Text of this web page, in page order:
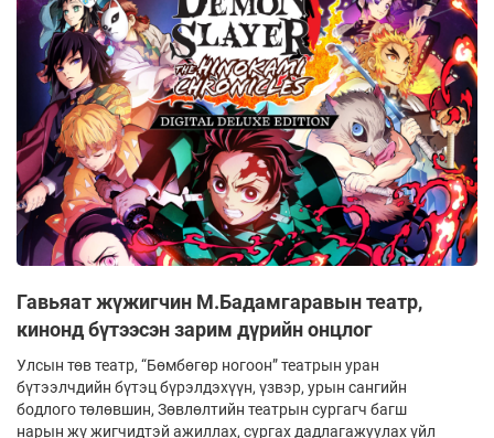
Гавьяат жүжигчин М.Бадамгаравын театр,
кинонд бүтээсэн зарим дүрийн онцлог
Улсын төв театр, “Бөмбөгөр ногоон” театрын уран
бүтээлчдийн бүтэц бүрэлдэхүүн, үзвэр, урын сангийн
бодлого төлөвшин, Зөвлөлтийн театрын сургагч багш
нарын жү­ жигчидтэй ажиллах, сургах дадлагажуулах үйл